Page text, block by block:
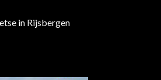
in Rijsbergen